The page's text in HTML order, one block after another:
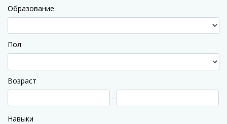
Образование
Пол
Возраст
-
Навыки